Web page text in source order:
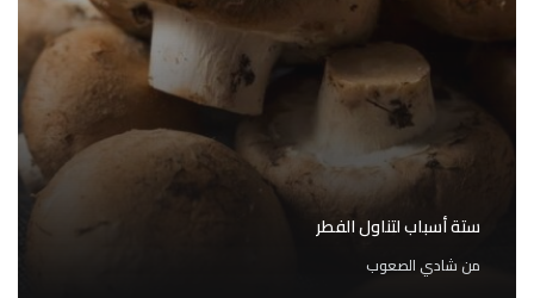
ستة أسباب لتناول الفطر
منشادي الصعوب